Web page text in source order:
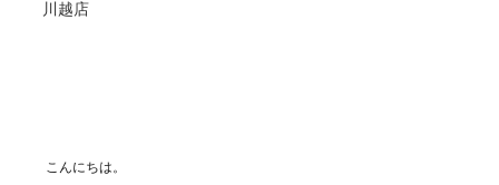
川越店
こんにちは。